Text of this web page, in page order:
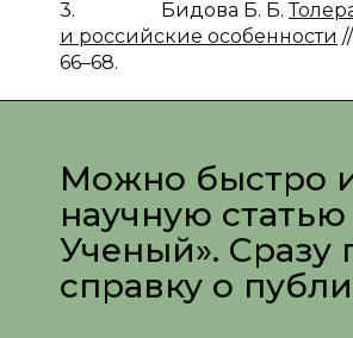
3. Бидова Б. Б.
и российские особенности //
66–68.
Можно быстро
научную
Ученый». Сразу
справку о